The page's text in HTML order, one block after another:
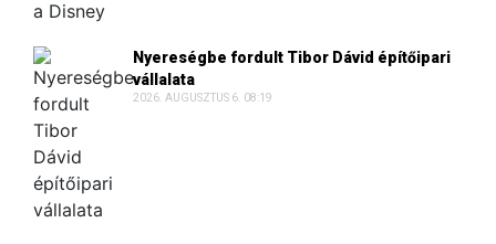
Nyereségbe fordult Tibor Dávid építőipari
vállalata
2026. AUGUSZTUS 6. 08:19